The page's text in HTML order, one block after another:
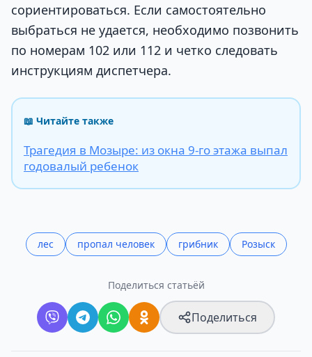
сориентироваться. Если самостоятельно
выбраться не удается, необходимо позвонить
по номерам 102 или 112 и четко следовать
инструкциям диспетчера.
📖 Читайте также
Трагедия в Мозыре: из окна 9-го этажа выпал
годовалый ребенок
лес пропал человек грибник Розыск
Поделиться статьёй
Поделиться